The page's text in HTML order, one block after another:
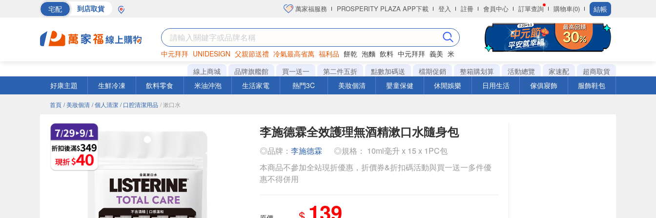
宅配 到店取貨 萬家福服務 PROSPERITY PLAZA APP下載 登入 註冊 會員中心 訂單查詢 購物車(0) 結帳
中元拜拜 UNIDESIGN 父親節送禮 冷氣最高省萬 福利品 餅乾 泡麵 飲料 中元拜拜 義美 米
巧克力 罐頭 衛生紙
線上商城 品牌旗艦館 買一送一 第二件五折 點數加碼送 檔期促銷 整箱購划算 活動總覽 家速配
超商取貨
好康主題
生鮮冷凍 飲料零食 米油沖泡 生活家電 熱門3C 美妝個清 嬰童保健 休閒娛樂 日用生活 傢俱寢飾 服飾鞋包
首頁 / 美妝個清 / 個人清潔 / 口腔清潔用品 / 漱口水
李施德霖全效護理無酒精漱口水隨身包
◎品牌： 李施德霖
◎規格： 10ml毫升 x 15 x 1PC包
本商品不參加全站現折優惠，折價券&折扣碼活動與買一送一多件優
惠不得併用
139